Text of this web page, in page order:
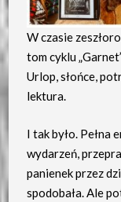
W czasie
tom cyklu
Urlop, słońce,
lektura.
I tak było. Pełna
wydarzeń,
panienek przez
spodobała. Ale